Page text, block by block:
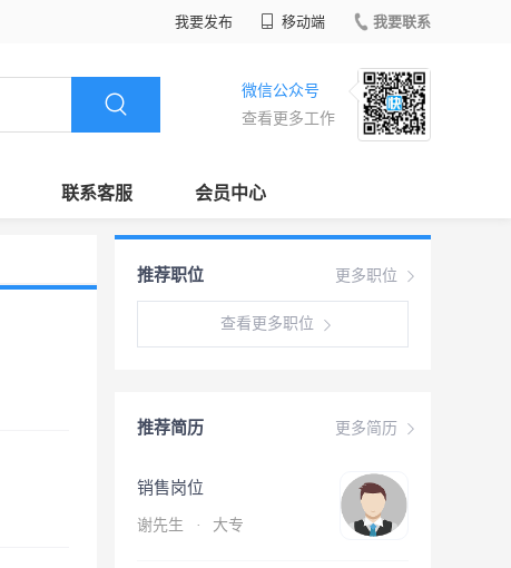
我要发布 移动端 我要联系
微信公众号
查看更多工作
联系客服 会员中心
更多职位
推荐职位
查看更多职位
更多简历
推荐简历
销售岗位
谢先生 · 大专